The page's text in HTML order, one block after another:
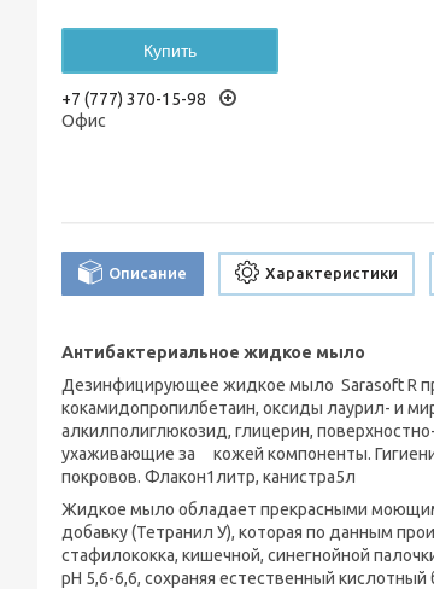
Купить
+7 (777) 370-15-98
Офис
Описание Характеристики
Антибактериальное жидкое мыло
Дезинфицирующее жидкое мыло Sarasoft R
кокамидопропилбетаин, оксиды лаурил- и
алкилполиглюкозид, глицерин,
ухаживающие за кожей компоненты.
покровов. Флакон1литр, канистра5л
Жидкое мыло обладает прекрасными
добавку (Тетранил У), которая по данным
стафилококка, кишечной, синегнойной
рН 5,6-6,6, сохраняя естественный